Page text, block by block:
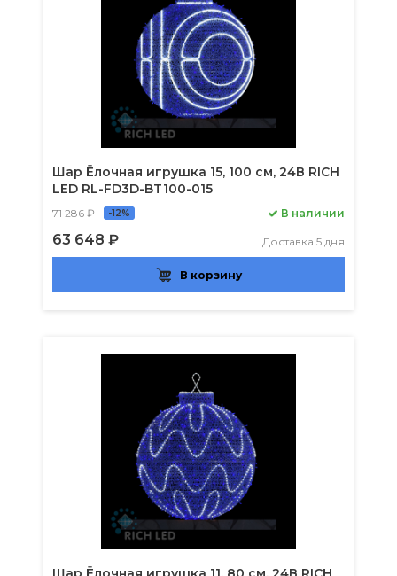
Шар Ёлочная игрушка 15, 100 см, 24В RICH
LED RL-FD3D-BT100-015
71 286 ₽ -12%
63 648 ₽
В наличии
Доставка 5 дня
В корзину